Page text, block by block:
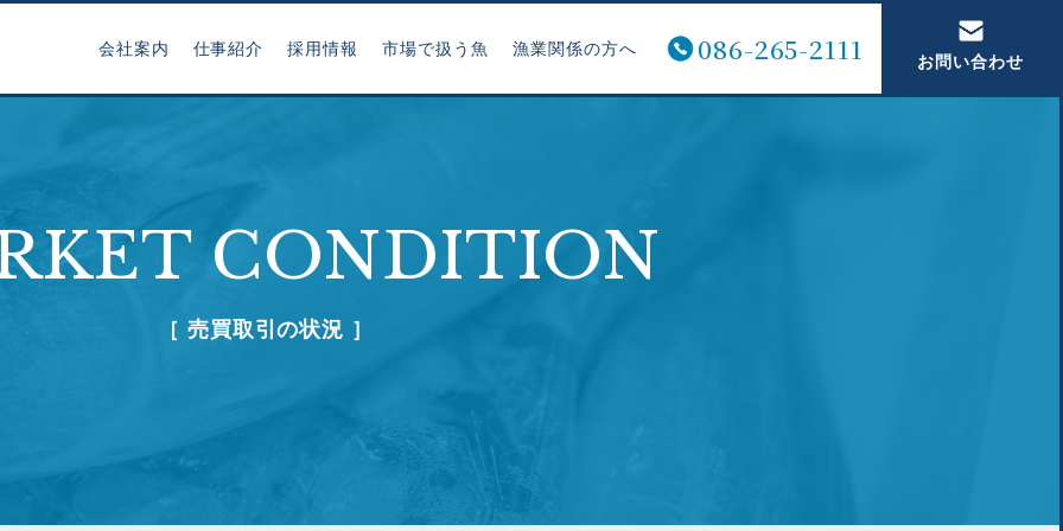
会社案内 仕事紹介 採用情報 市場で扱う魚 漁業関係の方へ 086-265-2111 お問い合わせ
CONDITION
［ 売買取引の状況 ］